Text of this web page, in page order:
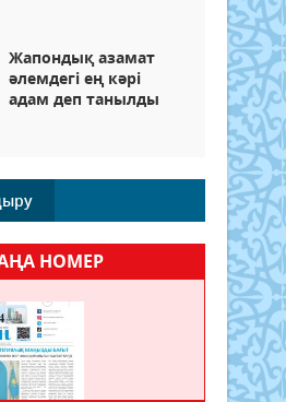
Жапондық азамат
әлемдегі ең кәрі
адам деп танылды
НОМЕР